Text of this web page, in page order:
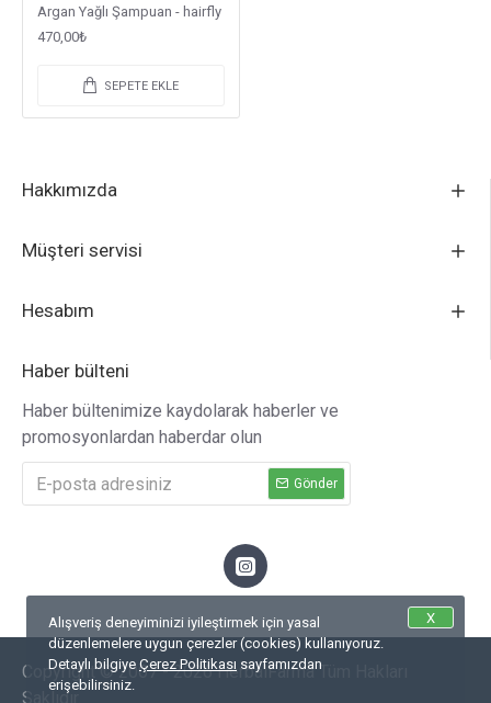
Argan Yağlı Şampuan - hairfly
470,00₺
SEPETE EKLE
Hakkımızda
Müşteri servisi
Hesabım
Haber bülteni
Haber bültenimize kaydolarak haberler ve
promosyonlardan haberdar olun
Gönder
Copyright © 2007 - 2026 HerbalFarma Tüm Hakları
Saklıdır.
X
Alışveriş deneyiminizi iyileştirmek için yasal
düzenlemelere uygun çerezler (cookies) kullanıyoruz.
Detaylı bilgiye Çerez Politikası sayfamızdan
erişebilirsiniz.